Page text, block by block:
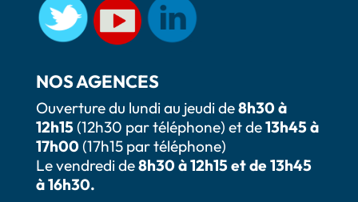
NOS AGENCES
Ouverture du lundi au jeudi de8h30 à
12h15(12h30 par téléphone) et de13h45 à
17h00(17h15 par téléphone)
Le vendredi de8h30 à 12h15 et de 13h45
à 16h30.